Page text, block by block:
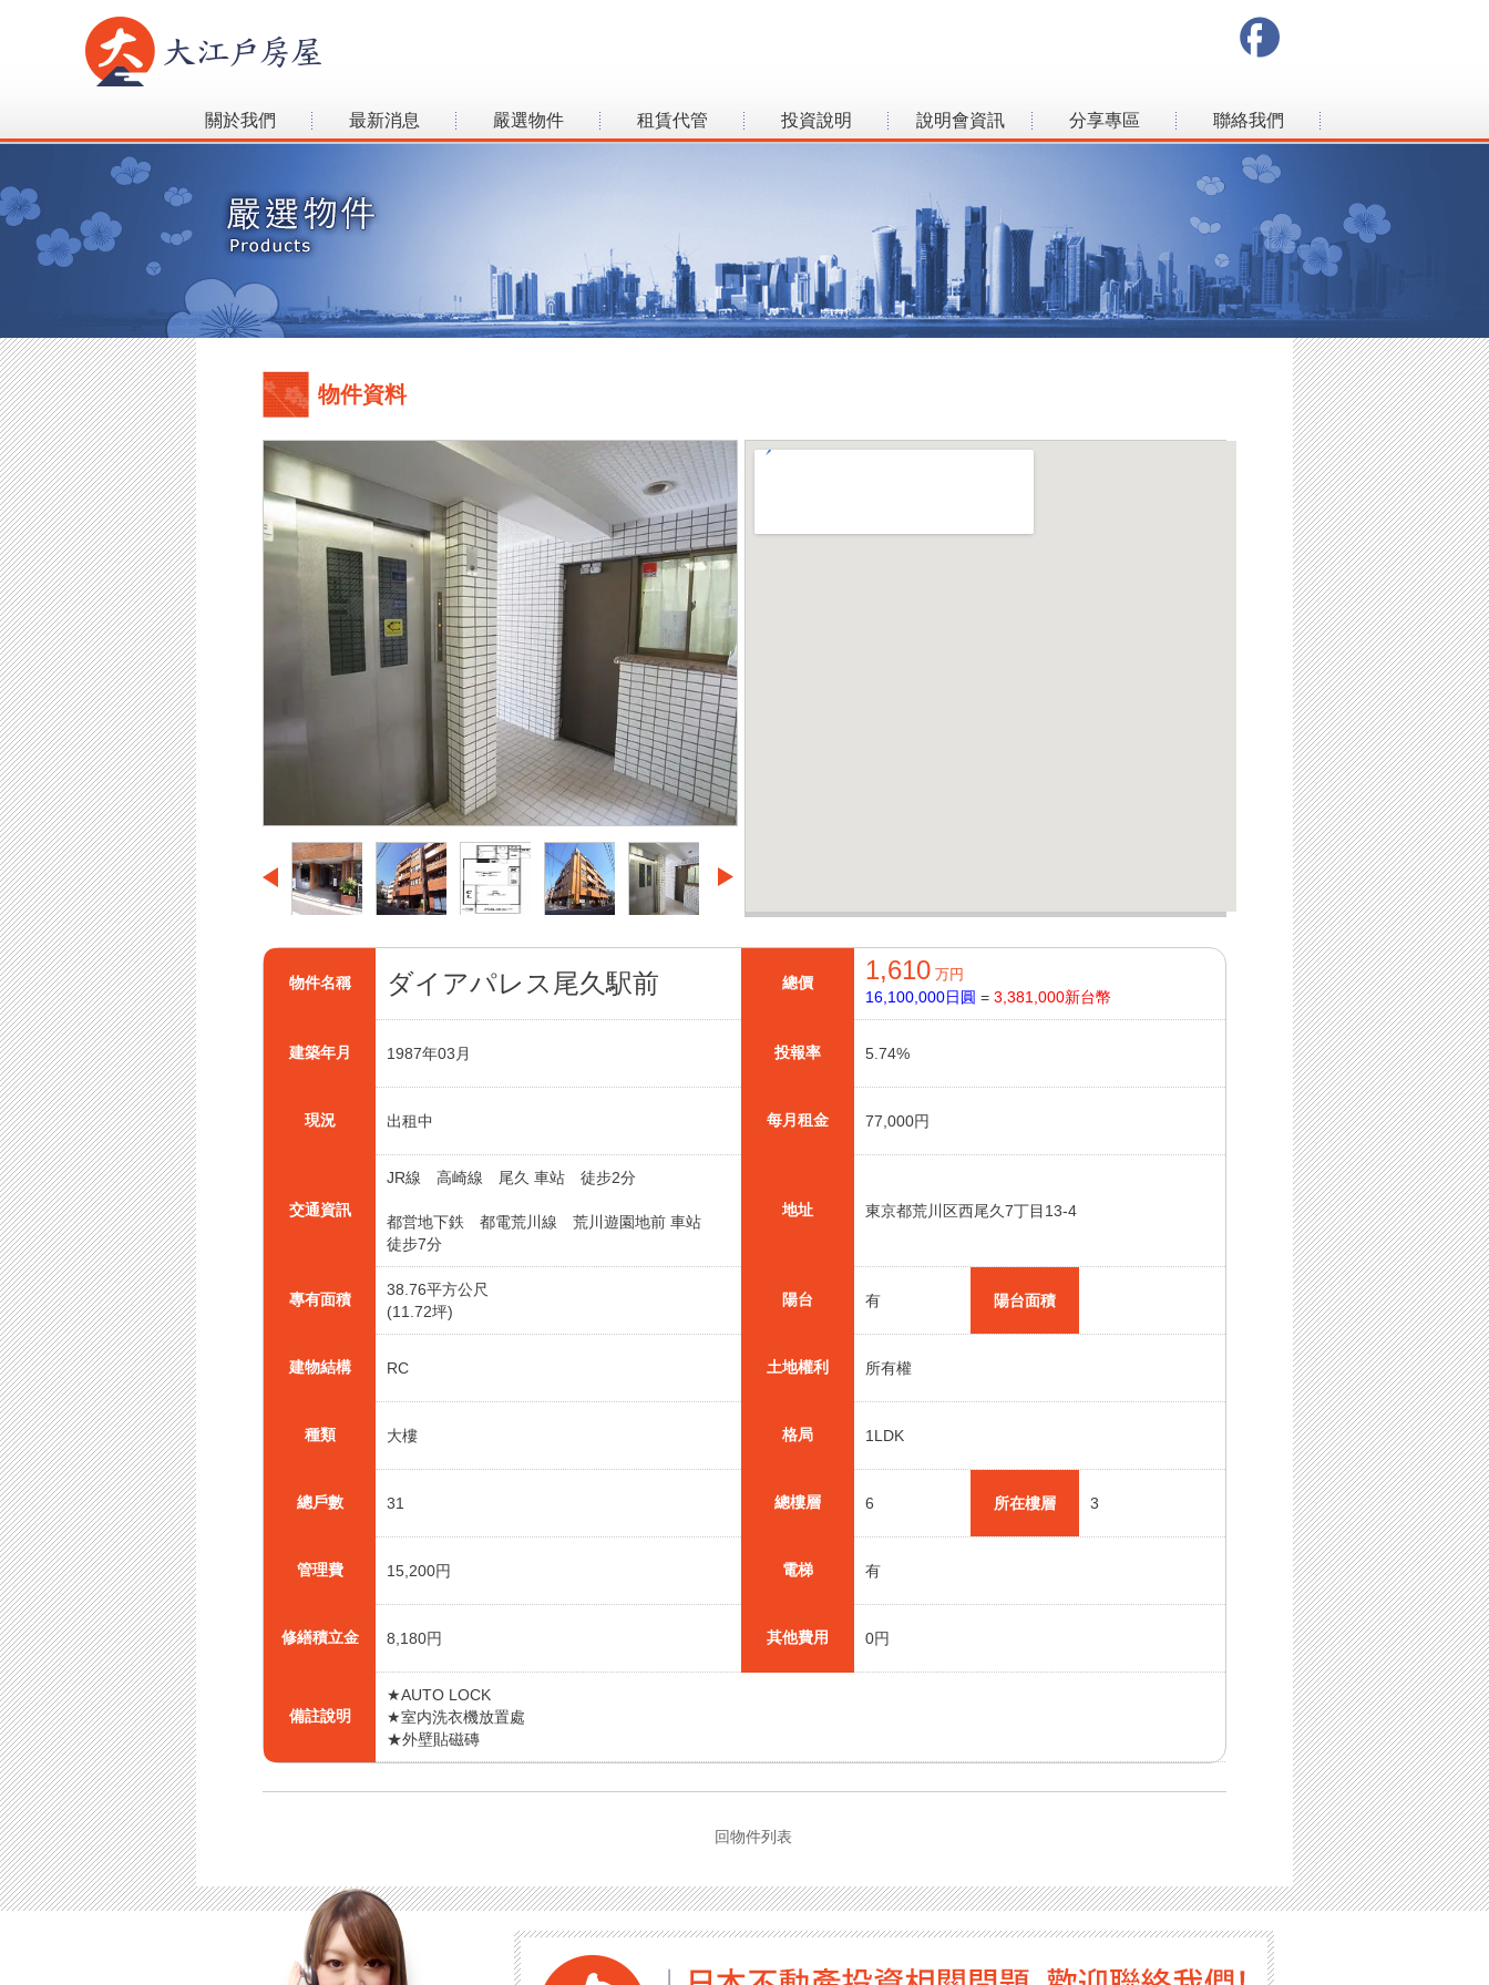
關於我們 最新消息 嚴選物件 租賃代管 投資說明 說明會資訊 分享專區 聯絡我們
物件資料
物件名稱 ダイアパレス尾久駅前 總價 1,610 万円
16,100,000日圓 = 3,381,000新台幣
建築年月 1987年03月 投報率 5.74%
現況 出租中 每月租金 77,000円
交通資訊
JR線 高崎線 尾久 車站 徒步2分
都営地下鉄 都電荒川線 荒川遊園地前 車站
徒步7分
地址 東京都荒川区西尾久7丁目13-4
專有面積
38.76平方公尺
(11.72坪)
陽台 有 陽台面積
建物結構 RC 土地權利 所有權
種類 大樓 格局 1LDK
總戶數 31 總樓層 6 所在樓層 3
管理費 15,200円 電梯 有
修繕積立金 8,180円 其他費用 0円
備註說明
★AUTO LOCK
★室内洗衣機放置處
★外壁貼磁磚
回物件列表